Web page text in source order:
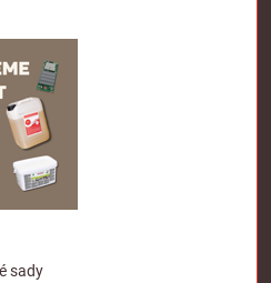
sady